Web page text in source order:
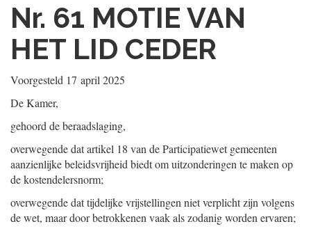
Nr. 61 MOTIE VAN
HET LID CEDER
Voorgesteld 17 april 2025
De Kamer,
gehoord de beraadslaging,
overwegende dat artikel 18 van de Participatiewet gemeenten
aanzienlijke beleidsvrijheid biedt om uitzonderingen te maken op
de kostendelersnorm;
overwegende dat tijdelijke vrijstellingen niet verplicht zijn volgens
de wet, maar door betrokkenen vaak als zodanig worden ervaren;